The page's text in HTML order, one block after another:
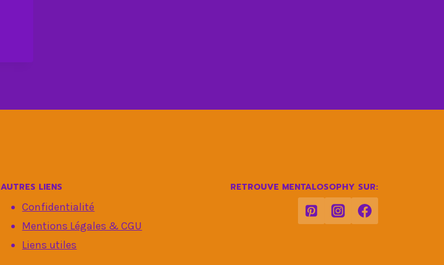
AUTRES LIENS
Confidentialité
Mentions Légales & CGU
Liens utiles
RETROUVE MENTALOSOPHY SUR: